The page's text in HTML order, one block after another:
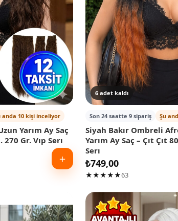
anda 10 kişi inceliyor
Yarım Ay Saç
Gr. Vıp Serı
＋
6 adet kaldı
Son 24 saatte 9 sipariş Şu
Siyah Bakır Ombreli
Yarım Ay Saç – Çıt Çıt
Serı
₺749,00
★★★★★63